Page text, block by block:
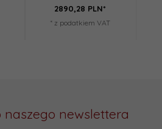
2890,28 PLN*
* z podatkiem VAT
naszego newslettera